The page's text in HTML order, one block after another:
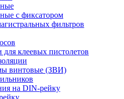
с фиксатором
фильтров
клеевых пистолетов
винтовые (ЗВИ)
на DIN-рейку